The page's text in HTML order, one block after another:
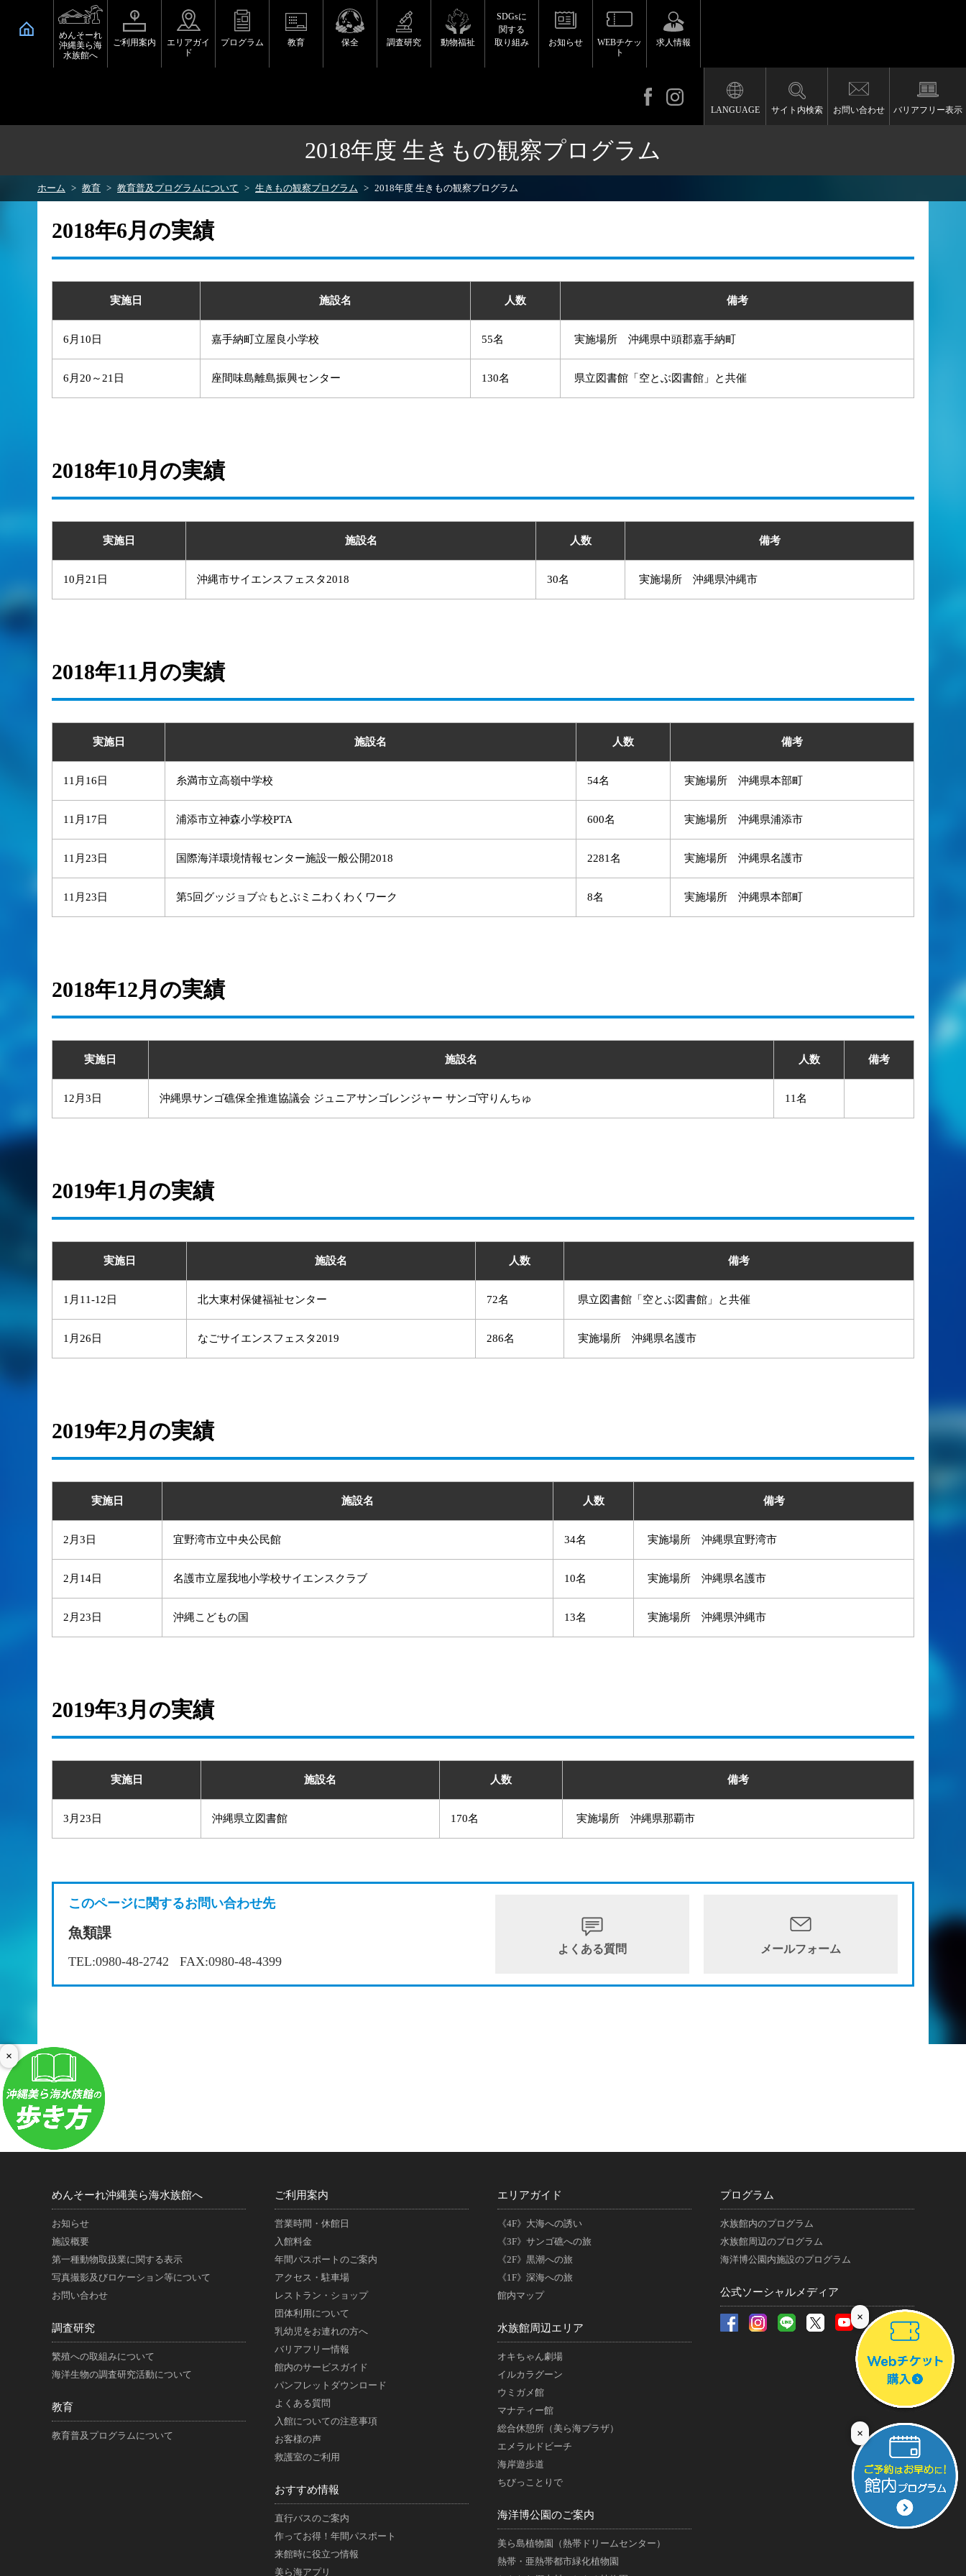
めんそーれ
沖縄美ら海
水族館へ
ご利用案内
エリアガイ
ド
プログラム 教育 保全 調査研究 動物福祉
SDGsに
関する
取り組み
お知らせ
WEBチケッ
ト
求人情報
LANGUAGE サイト内検索 お問い合わせ バリアフリー表示
2018年度 生きもの観察プログラム
ホーム 教育 教育普及プログラムについて 生きもの観察プログラム 2018年度 生きもの観察プログラム
2018年6月の実績
実施日 施設名 人数 備考
6月10日 嘉手納町立屋良小学校 55名 実施場所 沖縄県中頭郡嘉手納町
6月20～21日 座間味島離島振興センター 130名 県立図書館「空とぶ図書館」と共催
2018年10月の実績
実施日 施設名 人数 備考
10月21日 沖縄市サイエンスフェスタ2018 30名 実施場所 沖縄県沖縄市
2018年11月の実績
実施日 施設名 人数 備考
11月16日 糸満市立高嶺中学校 54名 実施場所 沖縄県本部町
11月17日 浦添市立神森小学校PTA 600名 実施場所 沖縄県浦添市
11月23日 国際海洋環境情報センター施設一般公開2018 2281名 実施場所 沖縄県名護市
11月23日 第5回グッジョブ☆もとぶミニわくわくワーク 8名 実施場所 沖縄県本部町
2018年12月の実績
実施日 施設名 人数 備考
12月3日 沖縄県サンゴ礁保全推進協議会 ジュニアサンゴレンジャー サンゴ守りんちゅ 11名
2019年1月の実績
実施日 施設名 人数 備考
1月11-12日 北大東村保健福祉センター 72名 県立図書館「空とぶ図書館」と共催
1月26日 なごサイエンスフェスタ2019 286名 実施場所 沖縄県名護市
2019年2月の実績
実施日 施設名 人数 備考
2月3日 宜野湾市立中央公民館 34名 実施場所 沖縄県宜野湾市
2月14日 名護市立屋我地小学校サイエンスクラブ 10名 実施場所 沖縄県名護市
2月23日 沖縄こどもの国 13名 実施場所 沖縄県沖縄市
2019年3月の実績
実施日 施設名 人数 備考
3月23日 沖縄県立図書館 170名 実施場所 沖縄県那覇市
このページに関するお問い合わせ先
魚類課
TEL:0980-48-2742 FAX:0980-48-4399
よくある質問 メールフォーム
×
×
×
めんそーれ沖縄美ら海水族館へ
お知らせ
施設概要
第一種動物取扱業に関する表示
写真撮影及びロケーション等について
お問い合わせ
調査研究
繁殖への取組みについて
海洋生物の調査研究活動について
教育
教育普及プログラムについて
ご利用案内
営業時間・休館日
入館料金
年間パスポートのご案内
アクセス・駐車場
レストラン・ショップ
団体利用について
乳幼児をお連れの方へ
バリアフリー情報
館内のサービスガイド
パンフレットダウンロード
よくある質問
入館についての注意事項
お客様の声
救護室のご利用
おすすめ情報
直行バスのご案内
作ってお得！年間パスポート
来館時に役立つ情報
美ら海アプリ
エリアガイド
《4F》大海への誘い
《3F》サンゴ礁への旅
《2F》黒潮への旅
《1F》深海への旅
館内マップ
水族館周辺エリア
オキちゃん劇場
イルカラグーン
ウミガメ館
マナティー館
総合休憩所（美ら海プラザ）
エメラルドビーチ
海岸遊歩道
ちびっことりで
海洋博公園のご案内
美ら島植物園（熱帯ドリームセンター）
熱帯・亜熱帯都市緑化植物園
プログラム
水族館内のプログラム
水族館周辺のプログラム
海洋博公園内施設のプログラム
公式ソーシャルメディア